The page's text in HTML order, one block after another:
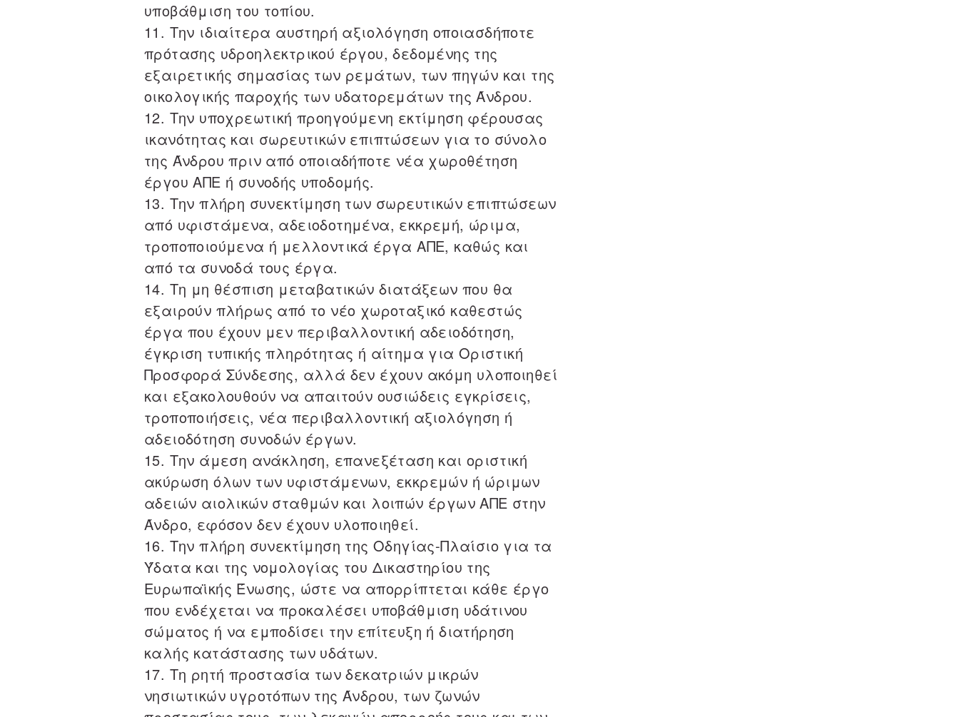
υποβάθμιση του τοπίου.
11. Την ιδιαίτερα αυστηρή αξιολόγηση οποιασδήποτε
πρότασης υδροηλεκτρικού έργου, δεδομένης της
εξαιρετικής σημασίας των ρεμάτων, των πηγών και της
οικολογικής παροχής των υδατορεμάτων της Άνδρου.
12. Την υποχρεωτική προηγούμενη εκτίμηση φέρουσας
ικανότητας και σωρευτικών επιπτώσεων για το σύνολο
της Άνδρου πριν από οποιαδήποτε νέα χωροθέτηση
έργου ΑΠΕ ή συνοδής υποδομής.
13. Την πλήρη συνεκτίμηση των σωρευτικών επιπτώσεων
από υφιστάμενα, αδειοδοτημένα, εκκρεμή, ώριμα,
τροποποιούμενα ή μελλοντικά έργα ΑΠΕ, καθώς και
από τα συνοδά τους έργα.
14. Τη μη θέσπιση μεταβατικών διατάξεων που θα
εξαιρούν πλήρως από το νέο χωροταξικό καθεστώς
έργα που έχουν μεν περιβαλλοντική αδειοδότηση,
έγκριση τυπικής πληρότητας ή αίτημα για Οριστική
Προσφορά Σύνδεσης, αλλά δεν έχουν ακόμη υλοποιηθεί
και εξακολουθούν να απαιτούν ουσιώδεις εγκρίσεις,
τροποποιήσεις, νέα περιβαλλοντική αξιολόγηση ή
αδειοδότηση συνοδών έργων.
15. Την άμεση ανάκληση, επανεξέταση και οριστική
ακύρωση όλων των υφιστάμενων, εκκρεμών ή ώριμων
αδειών αιολικών σταθμών και λοιπών έργων ΑΠΕ στην
Άνδρο, εφόσον δεν έχουν υλοποιηθεί.
16. Την πλήρη συνεκτίμηση της Οδηγίας-Πλαίσιο για τα
Ύδατα και της νομολογίας του Δικαστηρίου της
Ευρωπαϊκής Ένωσης, ώστε να απορρίπτεται κάθε έργο
που ενδέχεται να προκαλέσει υποβάθμιση υδάτινου
σώματος ή να εμποδίσει την επίτευξη ή διατήρηση
καλής κατάστασης των υδάτων.
17. Τη ρητή προστασία των δεκατριών μικρών
νησιωτικών υγροτόπων της Άνδρου, των ζωνών